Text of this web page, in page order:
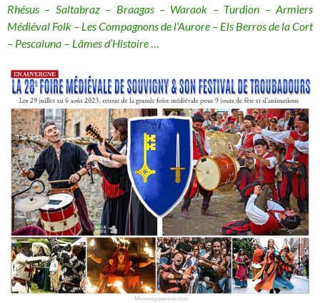
Rhésus – Saltabraz – Braagas – Waraok – Turdion – Armiers
Médiéval Folk – Les Compagnons de l’Aurore – Els Berros de la Cort
– Pescaluna – Lâmes d’Histoire…